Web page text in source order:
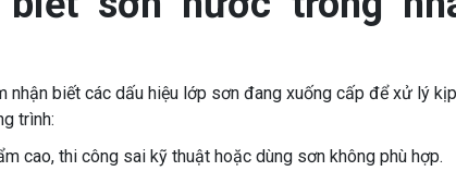
nhận biết các dấu hiệu lớp sơn đang xuống cấp để xử lý
trình:
cao, thi công sai kỹ thuật hoặc dùng sơn không phù hợp.